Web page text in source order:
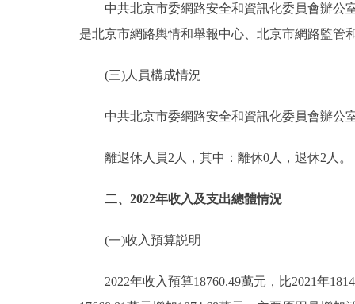
中共北京市委網路安全和資訊化委員會辦公室
是北京市網路輿情和舉報中心、北京市網路監管
(三)人員構成情況
中共北京市委網路安全和資訊化委員會辦公室
離退休人員2人，其中：離休0人，退休2人。
二、2022年收入及支出總體情況
(一)收入預算説明
2022年收入預算18760.49萬元，比2021年